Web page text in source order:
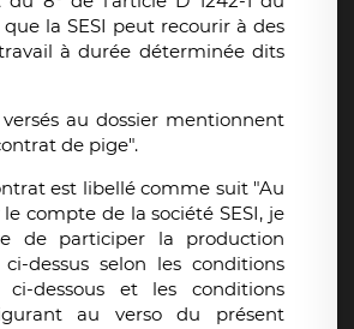
la SESI peut recourir à des
à durée déterminée dits
au dossier mentionnent
de pige".
est libellé comme suit "Au
compte de la société SESI, je
de participer la production
dessus selon les conditions
ci-dessous et les conditions
au verso du présent